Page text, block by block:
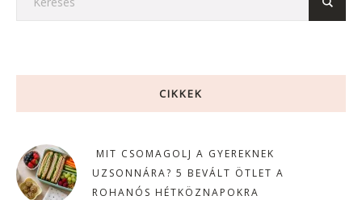
CIKKEK
MIT CSOMAGOLJ A GYEREKNEK
UZSONNÁRA? 5 BEVÁLT ÖTLET A
ROHANÓS HÉTKÖZNAPOKRA